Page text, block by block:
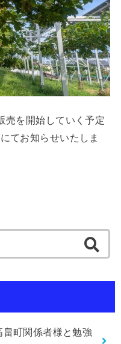
売を開始していく予定
てお知らせいたしま
町関係者様と勉強